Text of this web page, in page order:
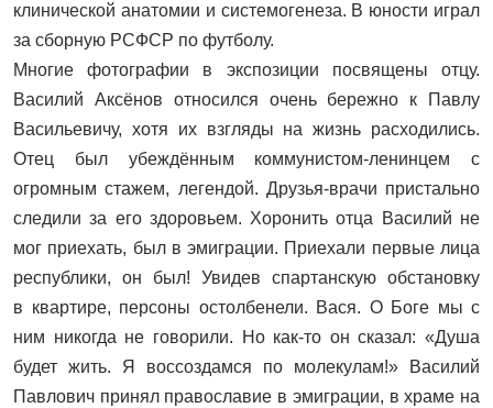
клинической анатомии и системогенеза. В юности играл
за сборную РСФСР по футболу.
Многие фотографии в экспозиции посвящены отцу.
Василий Аксёнов относился очень бережно к Павлу
Васильевичу, хотя их взгляды на жизнь расходились.
Отец был убеждённым коммунистом-ленинцем с
огромным стажем, легендой. Друзья-врачи пристально
следили за его здоровьем. Хоронить отца Василий не
мог приехать, был в эмиграции. Приехали первые лица
республики, он был! Увидев спартанскую обстановку
в квартире, персоны остолбенели. Вася. О Боге мы с
ним никогда не говорили. Но как-то он сказал: «Душа
будет жить. Я воссоздамся по молекулам!» Василий
Павлович принял православие в эмиграции, в храме на